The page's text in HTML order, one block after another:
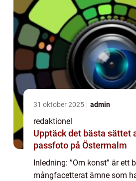
31 oktober 2025 admin
redaktionel
Upptäck det bästa sättet
passfoto på Östermalm
Inledning: ”Om konst” är ett
mångfacetterat ämne som